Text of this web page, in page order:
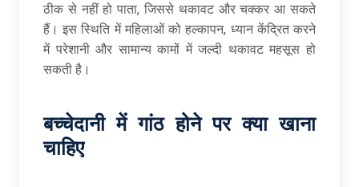
ठीक से नहीं हो पाता, जिससे थकावट और चक्कर आ सकते
हैं। इस स्थिति में महिलाओं को हल्कापन, ध्यान केंद्रित करने
में परेशानी और सामान्य कामों में जल्दी थकावट महसूस हो
सकती है।
बच्चेदानीमेंगांठहोनेपरक्याखाना
चाहिए